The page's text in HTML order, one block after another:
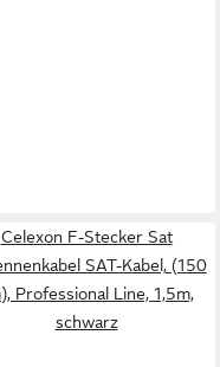
Celexon F-Stecker Sat
SAT-Kabel, (150
Professional Line, 1,5m,
schwarz